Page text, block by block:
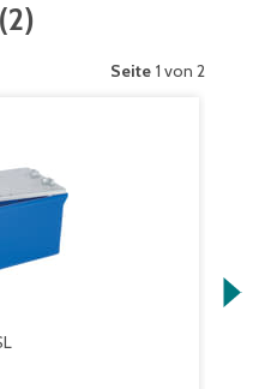
(2)
Seite 1 von 2